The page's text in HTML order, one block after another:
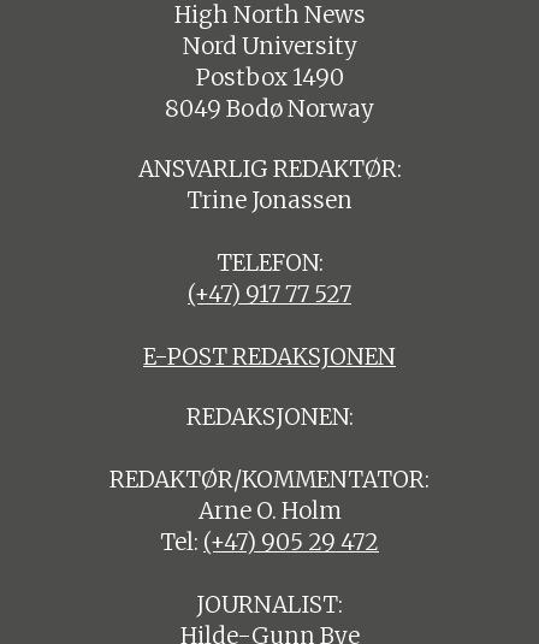
High North News
Nord University
Postbox 1490
8049 Bodø Norway
ANSVARLIG REDAKTØR:
Trine Jonassen
TELEFON:
(+47) 917 77 527
E-POST REDAKSJONEN
REDAKSJONEN:
REDAKTØR/KOMMENTATOR:
Arne O. Holm
Tel: (+47) 905 29 472
JOURNALIST:
Hilde-Gunn Bye